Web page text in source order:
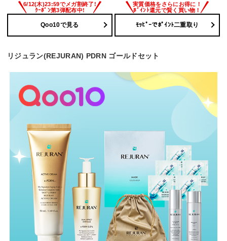
6/12(木)23:59でメガ割終了!
ｸｰﾎﾟﾝ第3弾配布中!
Qoo10で見る
実質価格をさらにお得に！
ﾎﾟｲﾝﾄ還元で賢く買い物！
ﾓｯﾋﾟｰでﾎﾟｲﾝﾄ二重取り
リジュラン(REJURAN) PDRN ゴールドセット